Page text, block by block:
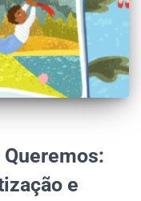
Queremos:
e